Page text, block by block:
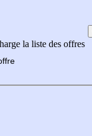
la liste des offres